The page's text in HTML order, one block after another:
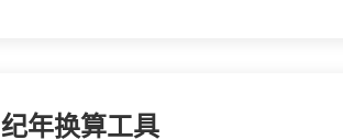
纪年换算工具